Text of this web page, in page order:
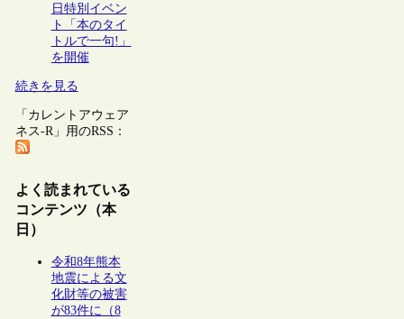
日特別イベン
ト「本のタイ
トルで一句!」
を開催
続きを見る
「カレントアウェア
ネス-R」用のRSS：
よく読まれている
コンテンツ（本
日）
令和8年熊本
地震による文
化財等の被害
が83件に（8